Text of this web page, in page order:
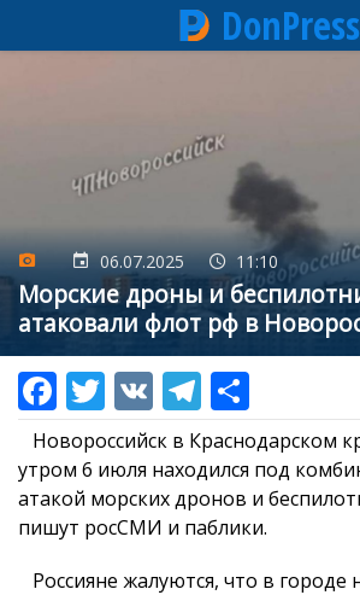
DonPress
06.07.2025 11:10
Морские дроны и
атаковали флот рф в
Новороссийск в Краснодарском
утром 6 июля находился под
атакой морских дронов и
пишут росСМИ и паблики.
Россияне жалуются, что в городе